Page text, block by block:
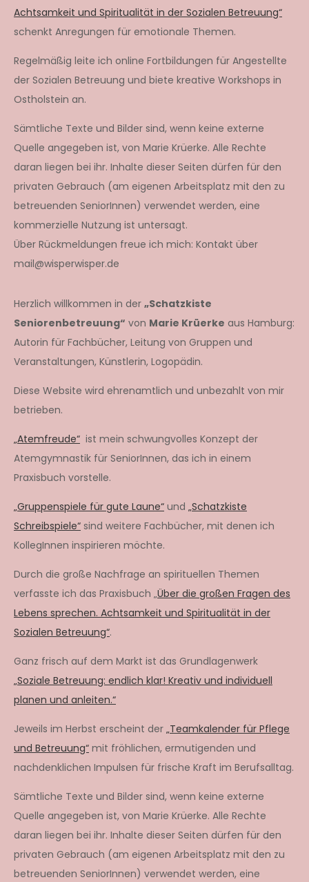
Achtsamkeit und Spiritualität in der Sozialen Betreuung“
schenkt Anregungen für emotionale Themen.
Regelmäßig leite ich online Fortbildungen für Angestellte
der Sozialen Betreuung und biete kreative Workshops in
Ostholstein an.
Sämtliche Texte und Bilder sind, wenn keine externe
Quelle angegeben ist, von Marie Krüerke. Alle Rechte
daran liegen bei ihr. Inhalte dieser Seiten dürfen für den
privaten Gebrauch (am eigenen Arbeitsplatz mit den zu
betreuenden SeniorInnen) verwendet werden, eine
kommerzielle Nutzung ist untersagt.
Über Rückmeldungen freue ich mich: Kontakt über
mail@wisperwisper.de
Herzlich willkommen in der „Schatzkiste
Seniorenbetreuung“ von Marie Krüerke aus Hamburg:
Autorin für Fachbücher, Leitung von Gruppen und
Veranstaltungen, Künstlerin, Logopädin.
Diese Website wird ehrenamtlich und unbezahlt von mir
betrieben.
„Atemfreude“ ist mein schwungvolles Konzept der
Atemgymnastik für SeniorInnen, das ich in einem
Praxisbuch vorstelle.
„Gruppenspiele für gute Laune“ und „Schatzkiste
Schreibspiele“ sind weitere Fachbücher, mit denen ich
KollegInnen inspirieren möchte.
Durch die große Nachfrage an spirituellen Themen
verfasste ich das Praxisbuch „Über die großen Fragen des
Lebens sprechen. Achtsamkeit und Spiritualität in der
Sozialen Betreuung“.
Ganz frisch auf dem Markt ist das Grundlagenwerk
„Soziale Betreuung: endlich klar! Kreativ und individuell
planen und anleiten.“
Jeweils im Herbst erscheint der „Teamkalender für Pflege
und Betreuung“ mit fröhlichen, ermutigenden und
nachdenklichen Impulsen für frische Kraft im Berufsalltag.
Sämtliche Texte und Bilder sind, wenn keine externe
Quelle angegeben ist, von Marie Krüerke. Alle Rechte
daran liegen bei ihr. Inhalte dieser Seiten dürfen für den
privaten Gebrauch (am eigenen Arbeitsplatz mit den zu
betreuenden SeniorInnen) verwendet werden, eine